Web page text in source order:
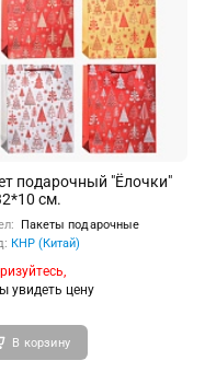
подарочный "Ёлочки"
см.
Пакеты подарочные
КНР (Китай)
увидеть цену
В корзину